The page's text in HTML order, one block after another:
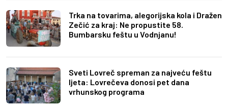
Trka na tovarima, alegorijska kola i Dražen
Zečić za kraj: Ne propustite 58.
Bumbarsku feštu u Vodnjanu!
Sveti Lovreč spreman za najveću feštu
ljeta: Lovrečeva donosi pet dana
vrhunskog programa